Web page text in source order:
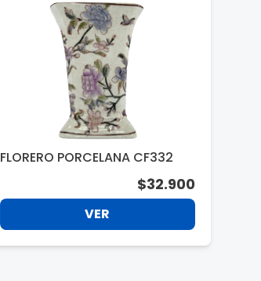
FLORERO PORCELANA CF332
$32.900
VER